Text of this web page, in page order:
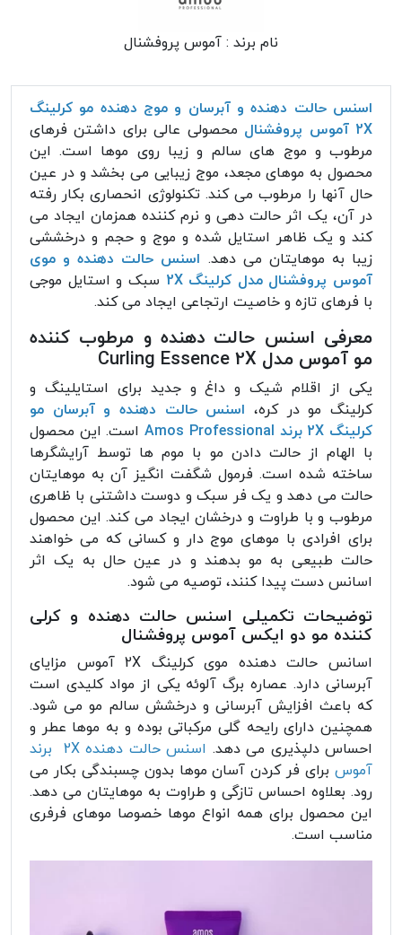
نام برند : آموس پروفشنال
اسنس حالت دهنده و آبرسان و موج دهنده مو کرلینگ
2X آموس پروفشنال
محصولی عالی برای داشتن فرهای
مرطوب و موج های سالم و زیبا روی موها است. این
محصول به موهای مجعد، موج زیبایی می بخشد و در عین
حال آنها را مرطوب می کند. تکنولوژی انحصاری بکار رفته
در آن، یک اثر حالت دهی و نرم کننده همزمان ایجاد می
کند و یک ظاهر استایل شده و موج و حجم و درخششی
زیبا به موهایتان می دهد. اسنس حالت دهنده و موی
آموس پروفشنال مدل کرلینگ 2X
سبک و استایل موجی
با فرهای تازه و خاصیت ارتجاعی ایجاد می کند.
معرفی اسنس حالت دهنده و مرطوب کننده
مو آموس مدل Curling Essence 2X
یکی از اقلام شیک و داغ و جدید برای استایلینگ و
کرلینگ مو در کره، اسنس حالت دهنده و آبرسان مو
کرلینگ 2X برند Amos Professional
است. این محصول
با الهام از حالت دادن مو با موم ها توسط آرایشگرها
ساخته شده است. فرمول شگفت انگیز آن به موهایتان
حالت می دهد و یک فر سبک و دوست داشتنی با ظاهری
مرطوب و با طراوت و درخشان ایجاد می کند. این محصول
برای افرادی با موهای موج دار و کسانی که می خواهند
حالت طبیعی به مو بدهند و در عین حال به یک اثر
اسانس دست پیدا کنند، توصیه می شود.
توضیحات تکمیلی اسنس حالت دهنده و کرلی
کننده مو دو ایکس آموس پروفشنال
اسانس حالت دهنده موی کرلینگ 2X آموس مزایای
آبرسانی دارد. عصاره برگ آلوئه یکی از مواد کلیدی است
که باعث افزایش آبرسانی و درخشش سالم مو می شود.
همچنین دارای رایحه گلی مرکباتی بوده و به موها عطر و
احساس دلپذیری می دهد.
اسنس حالت دهنده 2X برند
آموس برای فر کردن آسان موها بدون چسبندگی بکار می
رود. بعلاوه احساس تازگی و طراوت به موهایتان می دهد.
این محصول برای همه انواع موها خصوصا موهای فرفری
مناسب است.